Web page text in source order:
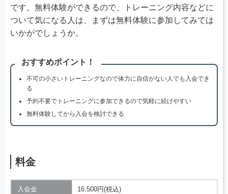
です。無料体験ができるので、トレーニング内容などに
ついて気になる人は、まずは無料体験に参加してみては
いかがでしょうか。
おすすめポイント！
不可の小さいトレーニングなので体力に自信がない人でも入会でき
る
予約不要でトレーニングに参加できるので気軽に続けやすい
無料体験してから入会を検討できる
料金
入会金 16,500円(税込)